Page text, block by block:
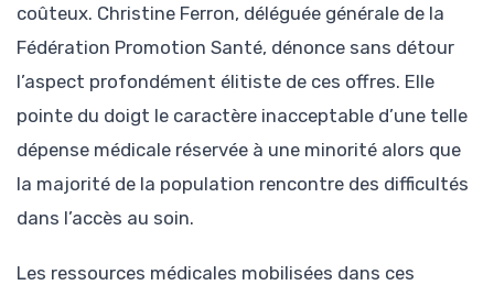
coûteux. Christine Ferron, déléguée générale de la
Fédération Promotion Santé, dénonce sans détour
l’aspect profondément élitiste de ces offres. Elle
pointe du doigt le caractère inacceptable d’une telle
dépense médicale réservée à une minorité alors que
la majorité de la population rencontre des difficultés
dans l’accès au soin.
Les ressources médicales mobilisées dans ces